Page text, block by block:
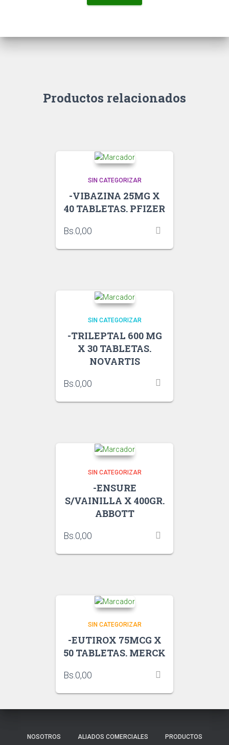
Productos relacionados
SIN CATEGORIZAR
-VIBAZINA 25MG X
40 TABLETAS. PFIZER
Bs.0,00
SIN CATEGORIZAR
-TRILEPTAL 600 MG
X 30 TABLETAS.
NOVARTIS
Bs. 0,00
SIN CATEGORIZAR
-ENSURE
S/VAINILLA X 400GR.
ABBOTT
Bs. 0,00
SIN CATEGORIZAR
-EUTIROX 75MCG X
50 TABLETAS. MERCK
Bs. 0,00
NOSOTROS ALIADOS COMERCIALES PRODUCTOS